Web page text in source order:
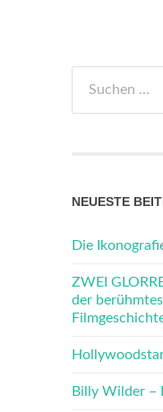
nach:
NEUESTE
Die
ZWEI
der
Billy Wilder –